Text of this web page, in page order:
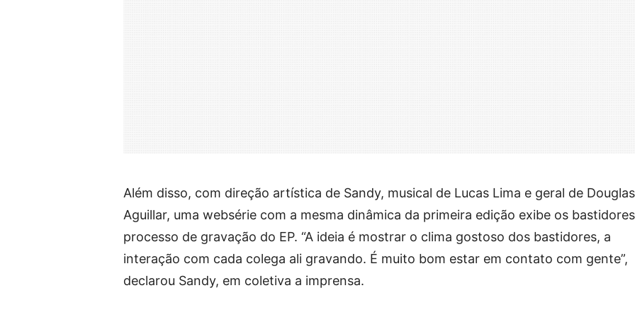
Além disso, com direção artística de Sandy, musical de Lucas Lima e geral de Douglas
Aguillar, uma websérie com a mesma dinâmica da primeira edição exibe os
processo de gravação do EP. “A ideia é mostrar o clima gostoso dos bastidores, a
interação com cada colega ali gravando. É muito bom estar em contato com gente”,
declarou Sandy, em coletiva a imprensa.